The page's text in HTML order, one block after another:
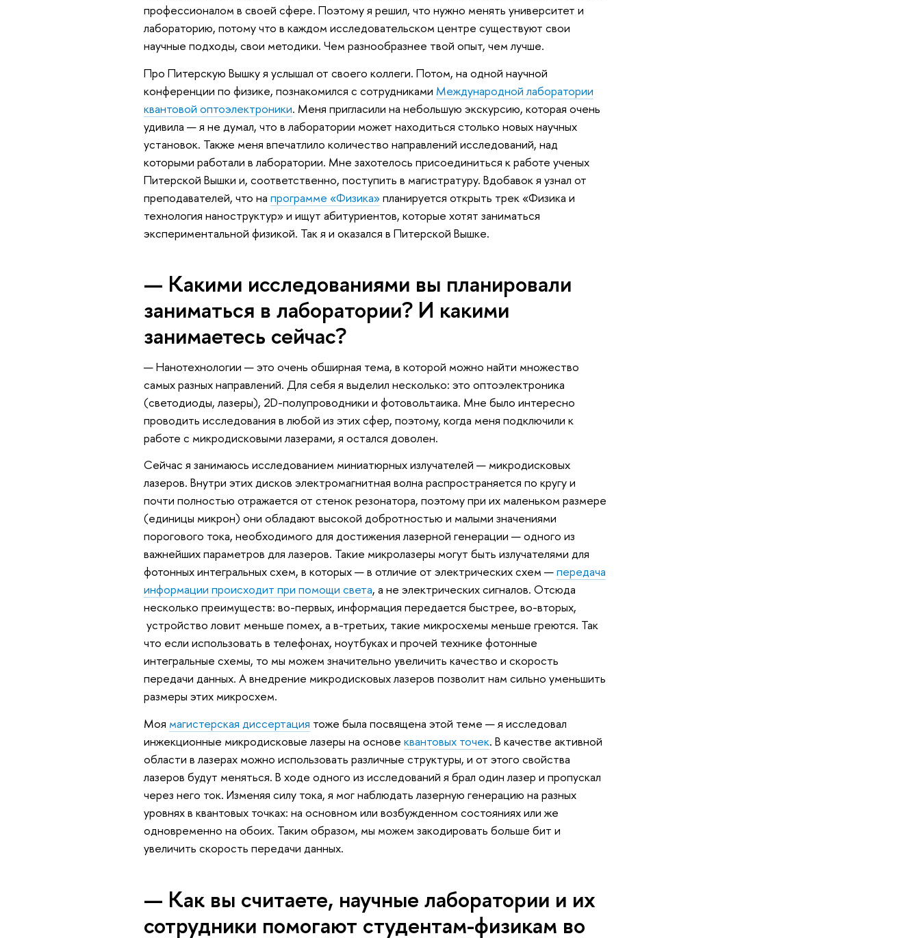
профессионалом в своей сфере. Поэтому я решил, что нужно менять университет и
лабораторию, потому что в каждом исследовательском центре существуют свои
научные подходы, свои методики. Чем разнообразнее твой опыт, чем лучше.
Про Питерскую Вышку я услышал от своего коллеги. Потом, на одной научной
конференции по физике, познакомился с сотрудниками Международной лаборатории
квантовой оптоэлектроники. Меня пригласили на небольшую экскурсию, которая очень
удивила — я не думал, что в лаборатории может находиться столько новых научных
установок. Также меня впечатлило количество направлений исследований, над
которыми работали в лаборатории. Мне захотелось присоединиться к работе ученых
Питерской Вышки и, соответственно, поступить в магистратуру. Вдобавок я узнал от
преподавателей, что на программе «Физика»планируется открыть трек «Физика и
технология наноструктур» и ищут абитуриентов, которые хотят заниматься
экспериментальной физикой. Так я и оказался в Питерской Вышке.
— Какими исследованиями вы планировали
заниматься в лаборатории? И какими
занимаетесь сейчас?
— Нанотехнологии — это очень обширная тема, в которой можно найти множество
самых разных направлений. Для себя я выделил несколько: это оптоэлектроника
(светодиоды, лазеры), 2D-полупроводники и фотовольтаика. Мне было интересно
проводить исследования в любой из этих сфер, поэтому, когда меня подключили к
работе с микродисковыми лазерами, я остался доволен.
Сейчас я занимаюсь исследованием миниатюрных излучателей — микродисковых
лазеров. Внутри этих дисков электромагнитная волна распространяется по кругу и
почти полностью отражается от стенок резонатора, поэтому при их маленьком размере
(единицы микрон) они обладают высокой добротностью и малыми значениями
порогового тока, необходимого для достижения лазерной генерации — одного из
важнейших параметров для лазеров. Такие микролазеры могут быть излучателями для
фотонных интегральных схем, в которых — в отличие от электрических схем —передача
информации происходит при помощи света, а не электрических сигналов. Отсюда
несколько преимуществ: во-первых, информация передается быстрее, во-вторых,
устройство ловит меньше помех, а в-третьих, такие микросхемы меньше греются. Так
что если использовать в телефонах, ноутбуках и прочей технике фотонные
интегральные схемы, то мы можем значительно увеличить качество и скорость
передачи данных. А внедрение микродисковых лазеров позволит нам сильно уменьшить
размеры этих микросхем.
Моя магистерская диссертация тоже была посвящена этой теме — я исследовал
инжекционные микродисковые лазеры на основе квантовых точек. В качестве активной
области в лазерах можно использовать различные структуры, и от этого свойства
лазеров будут меняться. В ходе одного из исследований я брал один лазер и пропускал
через него ток. Изменяя силу тока, я мог наблюдать лазерную генерацию на разных
уровнях в квантовых точках: на основном или возбужденном состояниях или же
одновременно на обоих. Таким образом, мы можем закодировать больше бит и
увеличить скорость передачи данных.
— Как вы считаете, научные лаборатории и их
сотрудники помогают студентам-физикам во